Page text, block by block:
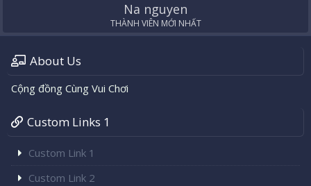
Na nguyen
THÀNH VIÊN MỚI NHẤT
About Us
Cộng đồng Cùng Vui Chơi
Custom Links 1
Custom Link 1
Custom Link 2